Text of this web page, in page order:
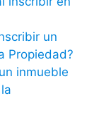
un
Propiedad?
inmueble